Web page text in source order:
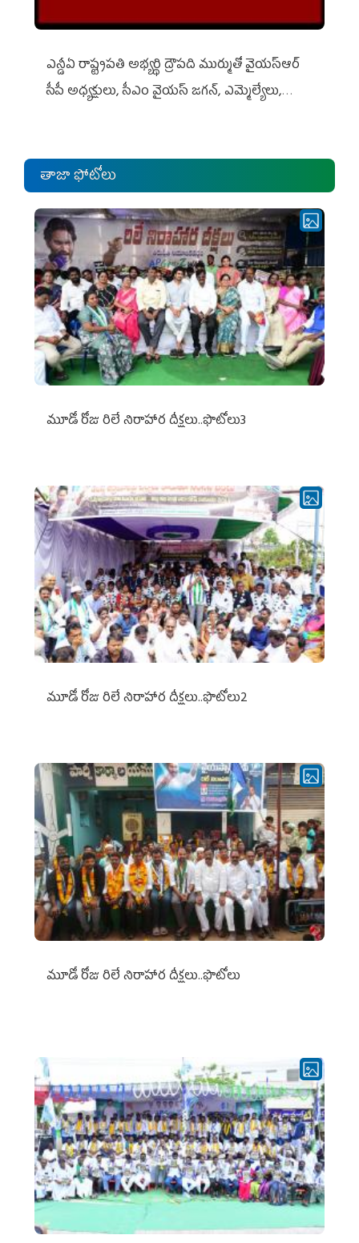
ఎన్డీఏ రాష్ట్ర‌ప‌తి అభ్య‌ర్థి ద్రౌప‌ది ముర్ముతో వైయ‌స్ఆర్
సీపీ అధ్య‌క్షులు, సీఎం వైయ‌స్ జ‌గ‌న్, ఎమ్మెల్యేలు,
తాజా ఫోటోలు
మూడో రోజు రిలే నిరాహార దీక్షలు..ఫొటోలు3
మూడో రోజు రిలే నిరాహార దీక్షలు..ఫొటోలు2
మూడో రోజు రిలే నిరాహార దీక్షలు..ఫొటోలు